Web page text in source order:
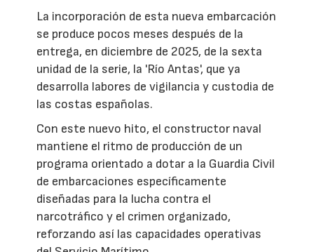
La incorporación de esta nueva embarcación
se produce pocos meses después de la
entrega, en diciembre de 2025, de la sexta
unidad de la serie, la 'Río Antas', que ya
desarrolla labores de vigilancia y custodia de
las costas españolas.
Con este nuevo hito, el constructor naval
mantiene el ritmo de producción de un
programa orientado a dotar a la Guardia Civil
de embarcaciones específicamente
diseñadas para la lucha contra el
narcotráfico y el crimen organizado,
reforzando así las capacidades operativas